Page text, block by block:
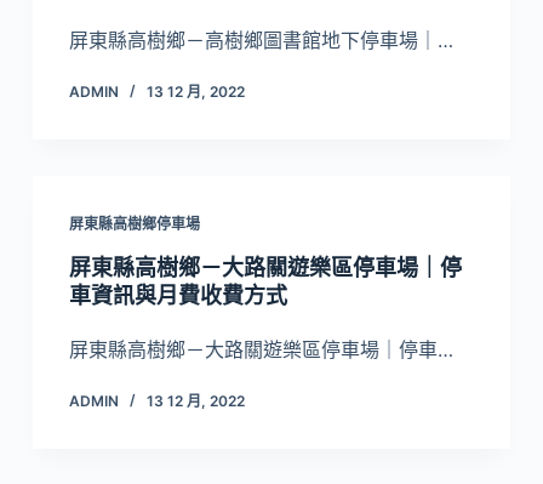
屏東縣高樹鄉－高樹鄉圖書館地下停車場｜…
ADMIN 13 12 月, 2022
屏東縣高樹鄉停車場
屏東縣高樹鄉－大路關遊樂區停車場｜停
車資訊與月費收費方式
屏東縣高樹鄉－大路關遊樂區停車場｜停車…
ADMIN 13 12 月, 2022